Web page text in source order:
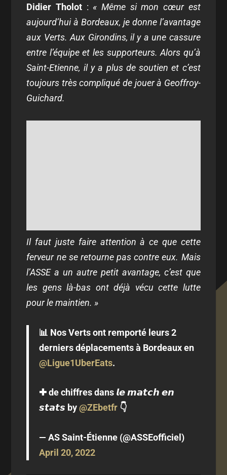
Didier Tholot :« Même si mon cœur est
aujourd’hui à Bordeaux, je donne l’avantage
aux Verts. Aux Girondins, il y a une cassure
entre l’équipe et les supporteurs. Alors qu’à
Saint-Etienne, il y a plus de soutien et c’est
toujours très compliqué de jouer à Geoffroy-
Guichard.
Il faut juste faire attention à ce que cette
ferveur ne se retourne pas contre eux. Mais
l’ASSE a un autre petit avantage, c’est que
les gens là-bas ont déjà vécu cette lutte
pour le maintien. »
📊 Nos Verts ont remporté leurs 2
derniers déplacements à Bordeaux en
@Ligue1UberEats.
✚ de chiffres dans 𝙡𝙚 𝙢𝙖𝙩𝙘𝙝 𝙚𝙣
𝙨𝙩𝙖𝙩𝙨 by@ZEbetfr 👇
— AS Saint-Étienne (@ASSEofficiel)
April 20, 2022